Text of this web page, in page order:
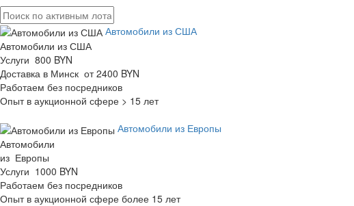
Автомобили из США
Автомобили из США
Услуги 800 BYN
Доставка в Минск от 2400 BYN
Работаем без посредников
Опыт в аукционной сфере > 15 лет
Автомобили из Европы
Автомобили
из Европы
Услуги 1000 BYN
Работаем без посредников
Опыт в аукционной сфере более 15 лет